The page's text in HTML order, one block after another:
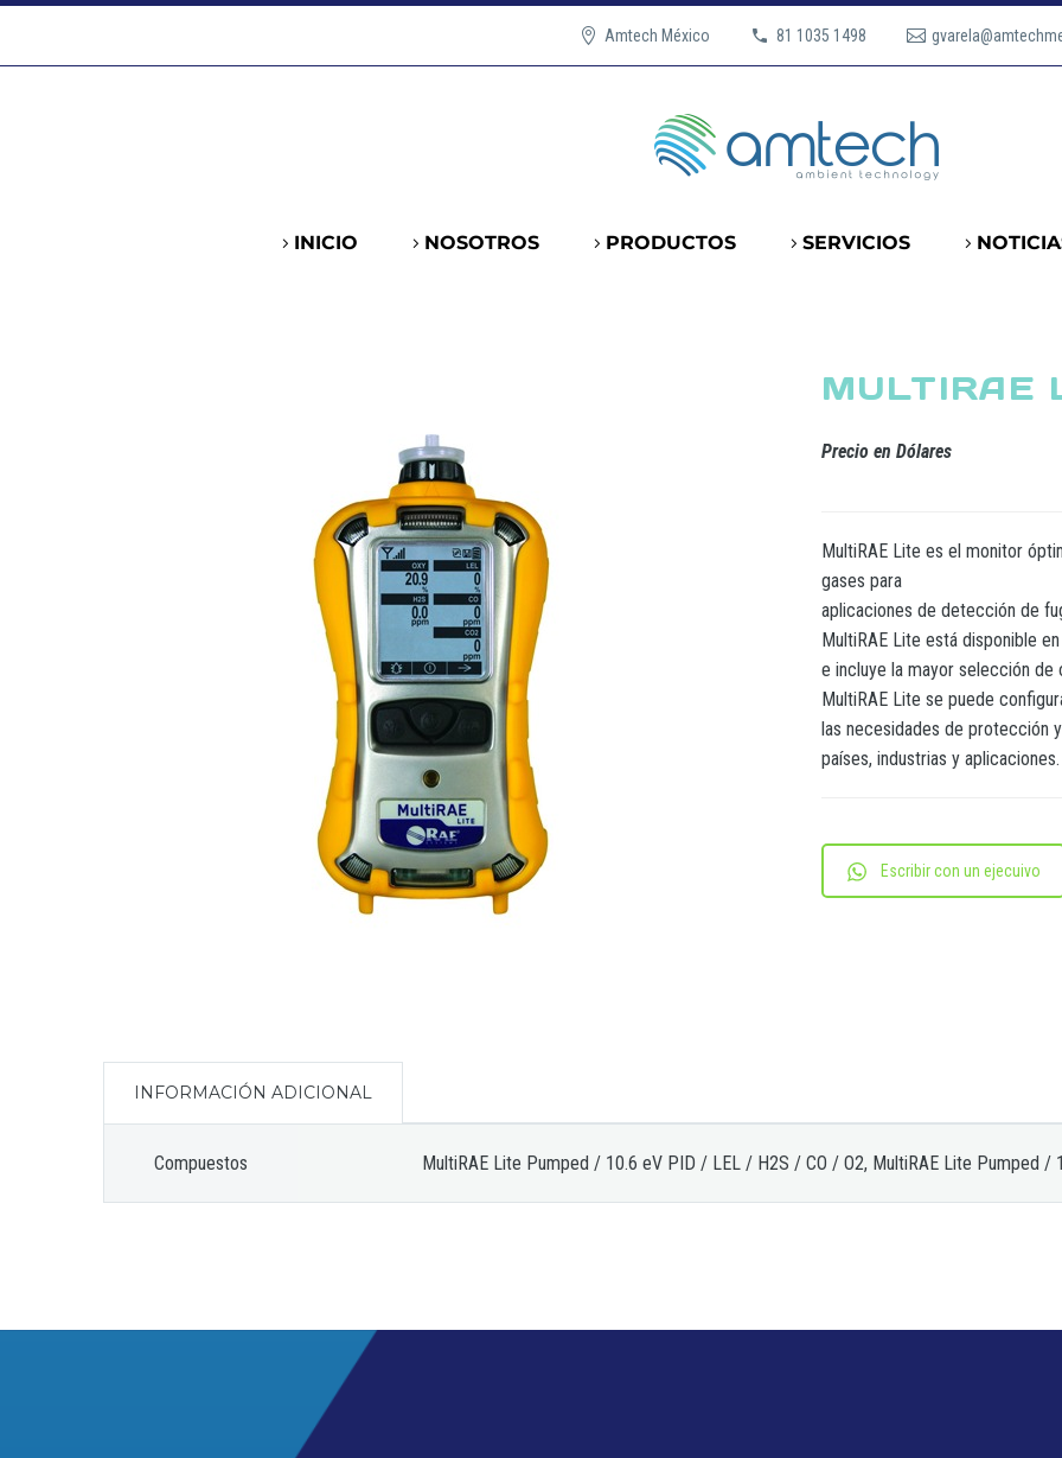
Amtech México 81 1035 1498
INICIO NOSOTROS PRODUCTOS SERVICIOS
MULTIRAE
Precio en Dólares
MultiRAE Lite es el monitor
gases para
aplicaciones de detección de
MultiRAE Lite está disponible
e incluye la mayor selección de
MultiRAE Lite se puede
las necesidades de protección
países, industrias y aplicaciones.
Escribir con un ejecuivo
INFORMACIÓN ADICIONAL
Compuestos MultiRAE Lite Pumped / 10.6 eV PID / LEL / H2S / CO / O2, MultiRAE Lite Pumped /